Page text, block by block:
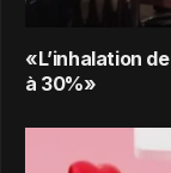
«L’inhalation
à 30%»